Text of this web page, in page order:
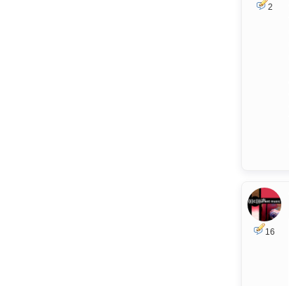
2
16